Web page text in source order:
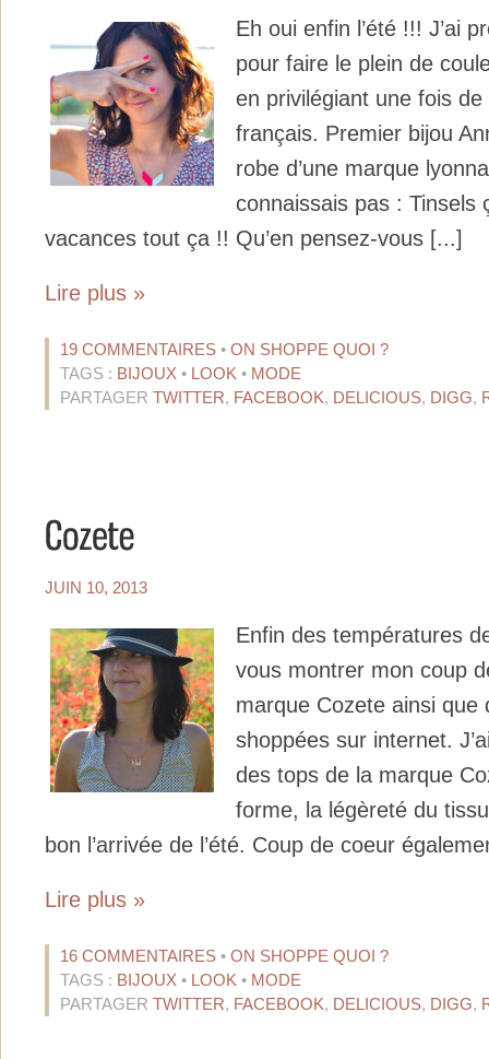
Eh oui enfin l’été !!! J’ai
pour faire le plein de
en privilégiant une fois
français. Premier bijou
robe d’une marque
connaissais pas : Tinsels
vacances tout ça !! Qu’en pensez-vous [...]
Lire plus »
19 COMMENTAIRES • ON SHOPPE QUOI ?
TAGS : BIJOUX • LOOK • MODE
PARTAGER TWITTER, FACEBOOK, DELICIOUS, DIGG,
JUIN 10, 2013
Enfin des températures
vous montrer mon coup
marque Cozete ainsi que
shoppées sur internet.
des tops de la marque
forme, la légèreté du
bon l’arrivée de l’été. Coup de coeur
Lire plus »
16 COMMENTAIRES • ON SHOPPE QUOI ?
TAGS : BIJOUX • LOOK • MODE
PARTAGER TWITTER, FACEBOOK, DELICIOUS, DIGG,